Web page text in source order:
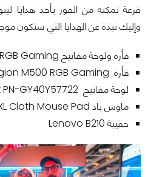
قرعة تمكنه من الفوز بأحد هدايا
وإليك نبذة عن الهدايا التي ستكون
فأرة ولوحة مفاتيح Legion KM300 RGB Gaming.
فأرة Legion M500 RGB Gaming.
لوحة مفاتيح Legion K300 Black PN-GY40Y57722.
ماوس باد Gaming XL Cloth Mouse Pad.
حقيبة Lenovo B210